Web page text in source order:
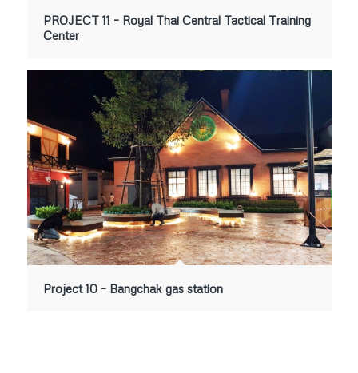
PROJECT 11 – Royal Thai Central Tactical Training
Center
Project 10 – Bangchak gas station